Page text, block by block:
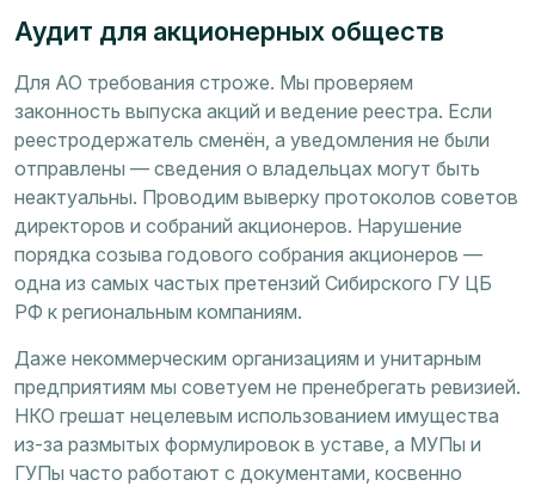
Аудит для акционерных обществ
Для АО требования строже. Мы проверяем
законность выпуска акций и ведение реестра. Если
реестродержатель сменён, а уведомления не были
отправлены — сведения о владельцах могут быть
неактуальны. Проводим выверку протоколов советов
директоров и собраний акционеров. Нарушение
порядка созыва годового собрания акционеров —
одна из самых частых претензий Сибирского ГУ ЦБ
РФ к региональным компаниям.
Даже некоммерческим организациям и унитарным
предприятиям мы советуем не пренебрегать ревизией.
НКО грешат нецелевым использованием имущества
из-за размытых формулировок в уставе, а МУПы и
ГУПы часто работают с документами, косвенно